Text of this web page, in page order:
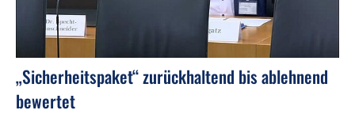
„Sicherheitspaket“ zurückhaltend bis ablehnend
bewertet